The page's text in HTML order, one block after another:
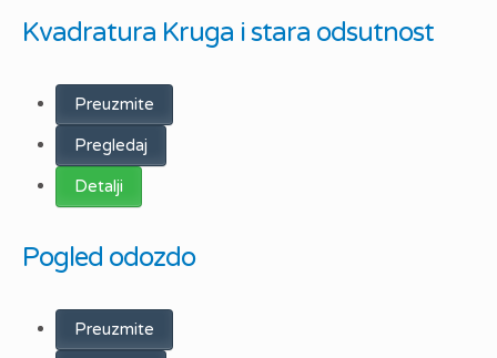
Kvadratura Kruga i stara odsutnost
Preuzmite
Pregledaj
Detalji
Pogled odozdo
Preuzmite